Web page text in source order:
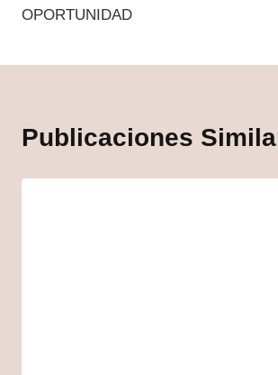
OPORTUNIDAD
Publicaciones